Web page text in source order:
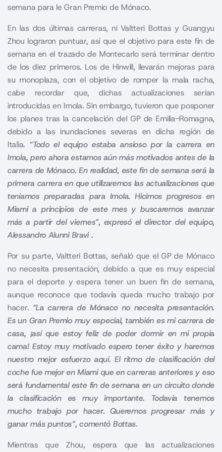
semana para le Gran Premio de Mónaco.
En las dos últimas carreras, niValtteri Bottas y Guangyu
Zhou lograron puntuar, así que el objetivo para este fin de
semana en el trazado de Montecarlo será terminar dentro
de los diez primeros. Los de Hinwill, llevarán mejoras para
su monoplaza, con el objetivo de romper la mala racha,
cabe recordar que, dichas actualizaciones serían
introducidas en Imola. Sin embargo, tuvieron que posponer
los planes tras la cancelación del GP de Emilia-Romagna,
debido a las inundaciones severas en dicha región de
Italia. “Todo el equipo estaba ansioso por la carrera en
Imola, pero ahora estamos aún más motivados antes de la
carrera de Mónaco. En realidad, este fin de semana será la
primera carrera en que utilizaremos las actualizaciones que
teníamos preparadas para Imola. Hicimos progresos en
Miami a principios de este mes y buscaremos avanzar
más a partir del viernes”, expresó el director del equipo,
Alessandro Alunni Bravi .
Por su parte, Valtteri Bottas, señaló que el GP de Mónaco
no necesita presentación, debido a que es muy especial
para el deporte y espera tener un buen fin de semana,
aunque reconoce que todavía queda mucho trabajo por
hacer. “La carrera de Mónaco no necesita presentación.
Es un Gran Premio muy especial, también es mi carrera de
casa, ¡así que estoy feliz de poder dormir en mi propia
cama! Estoy muy motivado espero tener éxito y haremos
nuestro mejor esfuerzo aquí. El ritmo de clasificación del
coche fue mejor en Miami que en carreras anteriores y eso
será fundamental este fin de semana en un circuito donde
la clasificación es muy importante. Todavía tenemos
mucho trabajo por hacer. Queremos progresar más y
ganar más puntos”, comentó Bottas.
Mientras que Zhou, espera que las actualizaciones